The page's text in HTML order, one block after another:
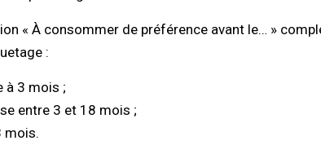
« À consommer de préférence avant le… »
:
à 3 mois ;
entre 3 et 18 mois ;
mois.